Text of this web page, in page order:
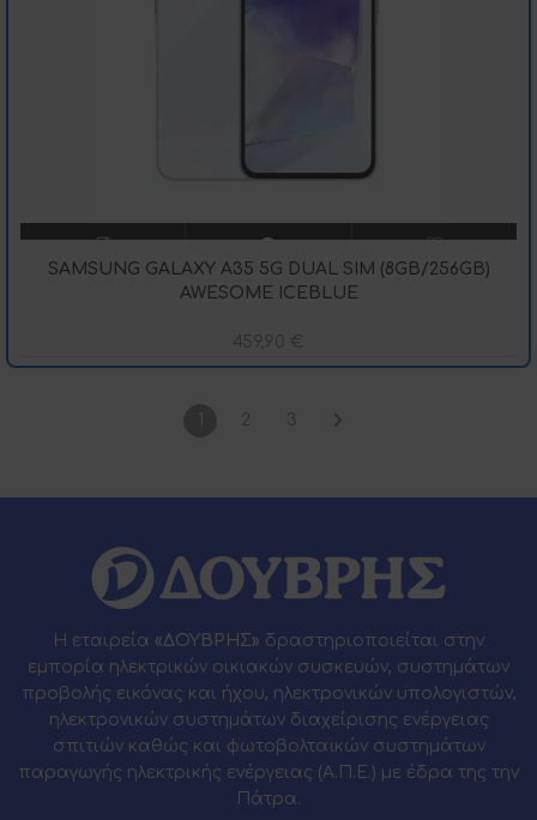
SAMSUNG GALAXY A35 5G DUAL SIM (8GB/256GB)
AWESOME ICEBLUE
459,90 €
2 3
Η εταιρεία «ΔΟΥΒΡΗΣ» δραστηριοποιείται στην
εμπορία ηλεκτρικών οικιακών συσκευών, συστημάτων
προβολής εικόνας και ήχου, ηλεκτρονικών υπολογιστών,
ηλεκτρονικών συστημάτων διαχείρισης ενέργειας
σπιτιών καθώς και φωτοβολταϊκών συστημάτων
παραγωγής ηλεκτρικής ενέργειας (Α.Π.Ε.) με έδρα της την
Πάτρα.